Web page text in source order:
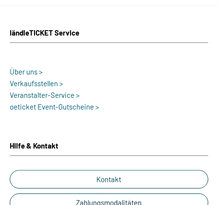
ländleTICKET Service
Über uns >
Verkaufsstellen >
Veranstalter-Service >
oeticket Event-Gutscheine >
Hilfe & Kontakt
Kontakt
Zahlungsmodalitäten